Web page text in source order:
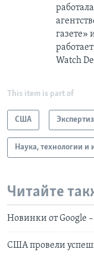
газете»
Watch
This item is part of
США
Наука, технологии и
Читайте
Новинки от Google
США провели